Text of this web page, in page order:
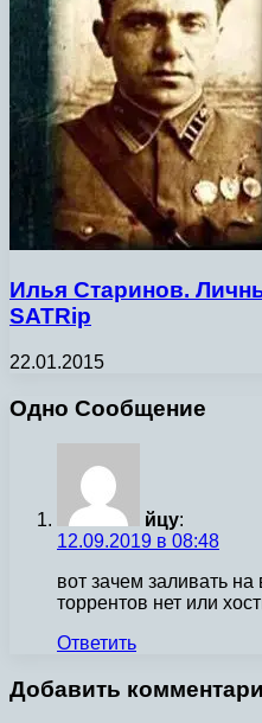
Илья Старинов.
SATRip
22.01.2015
Одно Сообщение
йцу:
12.09.2019 в 08:48
вот зачем заливать
торрентов нет или
Ответить
Добавить